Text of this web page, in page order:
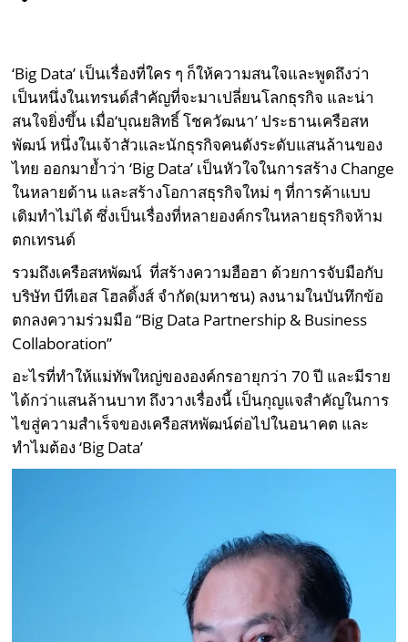
‘Big Data’ เป็นเรื่องที่ใคร ๆ ก็ให้ความสนใจและพูดถึงว่า
เป็นหนึ่งในเทรนด์สำคัญที่จะมาเปลี่ยนโลกธุรกิจ และน่า
สนใจยิ่งขึ้น เมื่อ‘บุณยสิทธิ์ โชควัฒนา’ ประธานเครือสห
พัฒน์ หนึ่งในเจ้าสัวและนักธุรกิจคนดังระดับแสนล้านของ
ไทย ออกมาย้ำว่า ‘Big Data’ เป็นหัวใจในการสร้าง Change
ในหลายด้าน และสร้างโอกาสธุรกิจใหม่ ๆ ที่การค้าแบบ
เดิมทำไม่ได้ ซึ่งเป็นเรื่องที่หลายองค์กรในหลายธุรกิจห้าม
ตกเทรนด์
รวมถึงเครือสหพัฒน์ ที่สร้างความฮือฮา ด้วยการจับมือกับ
บริษัท บีทีเอส โฮลดิ้งส์ จำกัด(มหาชน) ลงนามในบันทึกข้อ
ตกลงความร่วมมือ “Big Data Partnership & Business
Collaboration”
อะไรที่ทำให้แม่ทัพใหญ่ขององค์กรอายุกว่า 70 ปี และมีราย
ได้กว่าแสนล้านบาท ถึงวางเรื่องนี้ เป็นกุญแจสำคัญในการ
ไขสู่ความสำเร็จของเครือสหพัฒน์ต่อไปในอนาคต และ
ทำไมต้อง ‘Big Data’